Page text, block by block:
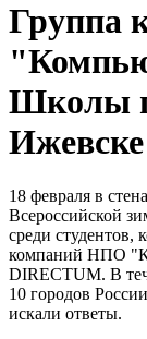
Группа
Школы
Ижевске
18 февраля в
Всероссийской
среди студентов,
компаний НПО
DIRECTUM. В
10 городов
искали ответы.